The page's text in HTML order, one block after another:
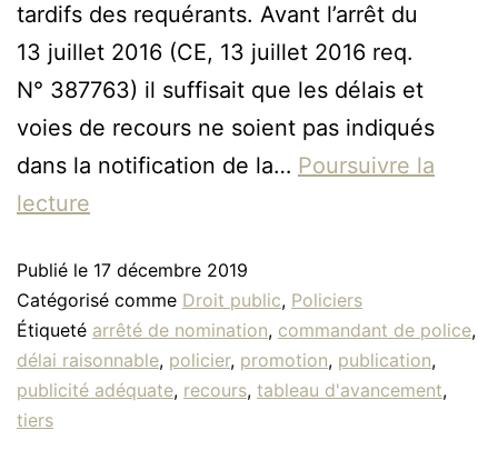
tardifs des requérants. Avant l’arrêt du
13 juillet 2016 (CE, 13 juillet 2016 req.
N° 387763) il suffisait que les délais et
voies de recours ne soient pas indiqués
dans la notification de la… Poursuivre la
lecture
Publié le 17 décembre 2019
Catégorisé comme Droit public, Policiers
Étiqueté arrêté de nomination, commandant de police,
délai raisonnable, policier, promotion, publication,
publicité adéquate, recours, tableau d'avancement,
tiers